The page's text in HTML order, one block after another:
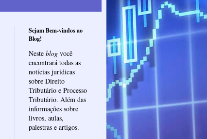
Sejam Bem-vindos ao
Blog!
Neste blog você
encontrará todas as
notícias jurídicas
sobre Direito
Tributário e Processo
Tributário. Além das
informações sobre
livros, aulas,
palestras e artigos.